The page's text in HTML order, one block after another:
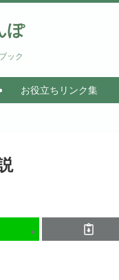
ぽ
ック
お役立ちリンク集